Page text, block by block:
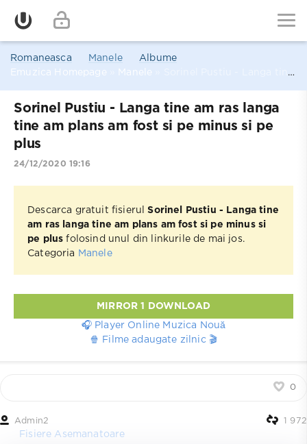
Romaneasca Manele
Albume
Emuzica Homepage
Manele
Sorinel Pustiu - Langa tine am ras langa
tine am plans am fost si pe minus si pe
plus
24/12/2020 19:16
Descarca gratuit fisierulSorinel Pustiu - Langa tine
am ras langa tine am plans am fost si pe minus si
pe plus folosind unul din linkurile de mai jos.
Categoria
Manele
MIRROR 1 DOWNLOAD
🎧 Player Online Muzica Nouă
🍿 Filme adaugate zilnic 🎬
0
Admin2 1 972
Fisiere Asemanatoare